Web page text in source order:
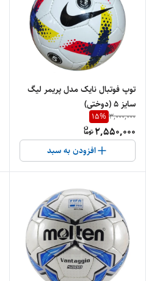
توپ فوتبال نایک مدل پریمر لیگ
سایز 5 (دوختی)
3,000,000
15%
2,550,000
افزودن به سبد